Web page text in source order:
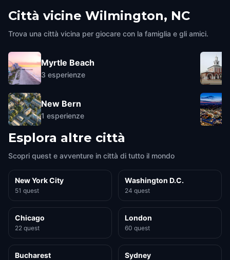
Città vicine Wilmington, NC
Trova una città vicina per giocare con la famiglia e gli amici.
Myrtle Beach
3 esperienze
New Bern
1 esperienze
Esplora altre città
Scopri quest e avventure in città di tutto il mondo
New York City
51 quest
Washington D.C.
24 quest
Chicago
22 quest
London
60 quest
Bucharest Sydney